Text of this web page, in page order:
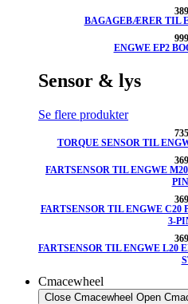
BAGAGEBÆRER TIL
ENGWE EP2
Sensor & lys
Se flere produkter
TORQUE SENSOR TIL
FARTSENSOR TIL ENGWE
FARTSENSOR TIL ENGWE C20
3-
FARTSENSOR TIL ENGWE L20
Cmacewheel
Close Cmacewheel Open